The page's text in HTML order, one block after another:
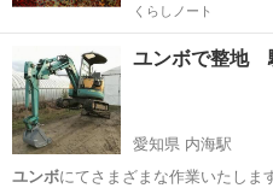
くらしノート
ユンボで整地
愛知県 内海駅
ユンボにてさまざまな作業いたしま